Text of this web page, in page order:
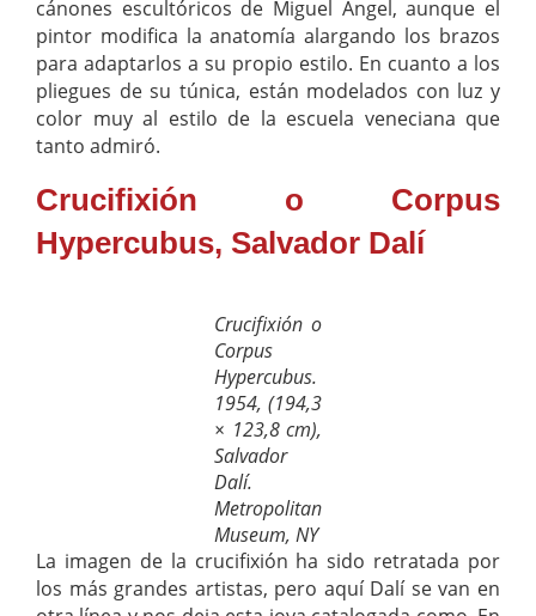
cánones escultóricos de Miguel Ángel, aunque el
pintor modifica la anatomía alargando los brazos
para adaptarlos a su propio estilo. En cuanto a los
pliegues de su túnica, están modelados con luz y
color muy al estilo de la escuela veneciana que
tanto admiró.
Crucifixión o Corpus
Hypercubus, Salvador Dalí
Crucifixión o
Corpus
Hypercubus.
1954, (194,3
× 123,8 cm),
Salvador
Dalí.
Metropolitan
Museum, NY
La imagen de la crucifixión ha sido retratada por
los más grandes artistas, pero aquí Dalí se van en